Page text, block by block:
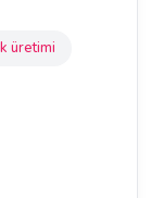
üretimi